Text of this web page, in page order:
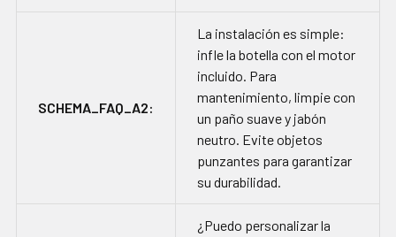
SCHEMA_FAQ_A2:
La instalación es simple:
infle la botella con el motor
incluido. Para
mantenimiento, limpie con
un paño suave y jabón
neutro. Evite objetos
punzantes para garantizar
su durabilidad.
¿Puedo personalizar la